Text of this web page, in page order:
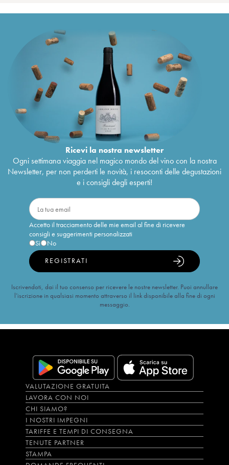
Ricevi la nostra newsletter
Ogni settimana viaggia nel magico mondo del vino con la nostra
Newsletter, per non perderti le novità, i resoconti delle degustazioni
e i consigli degli esperti!
Accetto il tracciamento delle mie email al fine di ricevere
consigli e suggerimenti personalizzati
Sì
No
REGISTRATI
Iscrivendoti, dai il tuo consenso per ricevere le nostre newsletter. Puoi annullare
l’iscrizione in qualsiasi momento attraverso il link disponibile alla fine di ogni
messaggio.
VALUTAZIONE GRATUITA
LAVORA CON NOI
CHI SIAMO?
I NOSTRI IMPEGNI
TARIFFE E TEMPI DI CONSEGNA
TENUTE PARTNER
STAMPA